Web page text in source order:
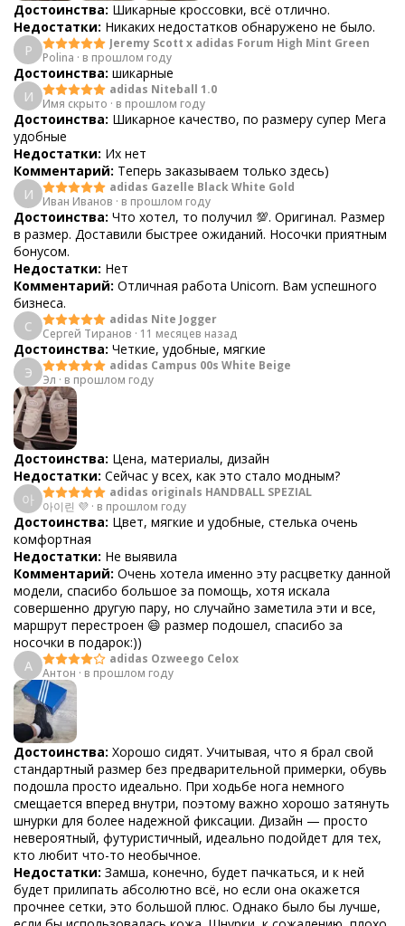
Достоинства: Шикарные кроссовки, всё отлично.
Недостатки: Никаких недостатков обнаружено не было.
P
Jeremy Scott x adidas Forum High Mint Green
Polina · в прошлом году
Достоинства: шикарные
И
adidas Niteball 1.0
Имя скрыто · в прошлом году
Достоинства: Шикарное качество, по размеру супер Мега
удобные
Недостатки: Их нет
Комментарий: Теперь заказываем только здесь)
И
adidas Gazelle Black White Gold
Иван Иванов · в прошлом году
Достоинства: Что хотел, то получил 💯. Оригинал. Размер
в размер. Доставили быстрее ожиданий. Носочки приятным
бонусом.
Недостатки: Нет
Комментарий: Отличная работа Unicorn. Вам успешного
бизнеса.
С
adidas Nite Jogger
Сергей Тиранов · 11 месяцев назад
Достоинства: Четкие, удобные, мягкие
Э
adidas Campus 00s White Beige
Эл · в прошлом году
Достоинства: Цена, материалы, дизайн
Недостатки: Сейчас у всех, как это стало модным?
아
adidas originals HANDBALL SPEZIAL
아이린 💜 · в прошлом году
Достоинства: Цвет, мягкие и удобные, стелька очень
комфортная
Недостатки: Не выявила
Комментарий: Очень хотела именно эту расцветку данной
модели, спасибо большое за помощь, хотя искала
совершенно другую пару, но случайно заметила эти и все,
маршрут перестроен 😄 размер подошел, спасибо за
носочки в подарок:))
А
adidas Ozweego Celox
Антон · в прошлом году
Достоинства: Хорошо сидят. Учитывая, что я брал свой
стандартный размер без предварительной примерки, обувь
подошла просто идеально. При ходьбе нога немного
смещается вперед внутри, поэтому важно хорошо затянуть
шнурки для более надежной фиксации. Дизайн — просто
невероятный, футуристичный, идеально подойдет для тех,
кто любит что-то необычное.
Недостатки: Замша, конечно, будет пачкаться, и к ней
будет прилипать абсолютно всё, но если она окажется
прочнее сетки, это большой плюс. Однако было бы лучше,